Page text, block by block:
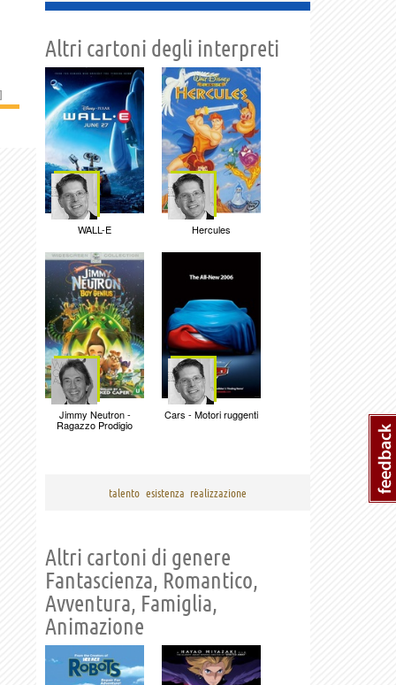
]
Altri cartoni degli interpreti
WALL-E Hercules
Jimmy Neutron -
Ragazzo Prodigio
Cars - Motori ruggenti
talento esistenza realizzazione
Altri cartoni di genere
Fantascienza, Romantico,
Avventura, Famiglia,
Animazione